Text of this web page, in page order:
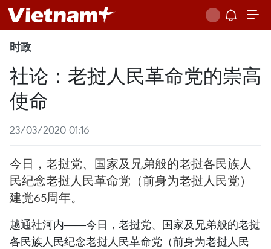
时政
社论：老挝人民革命党的崇高
使命
23/03/2020 01:16
今日，老挝党、国家及兄弟般的老挝各民族人
民纪念老挝人民革命党（前身为老挝人民党）
建党65周年。
越通社河内——今日，老挝党、国家及兄弟般的老挝
各民族人民纪念老挝人民革命党（前身为老挝人民